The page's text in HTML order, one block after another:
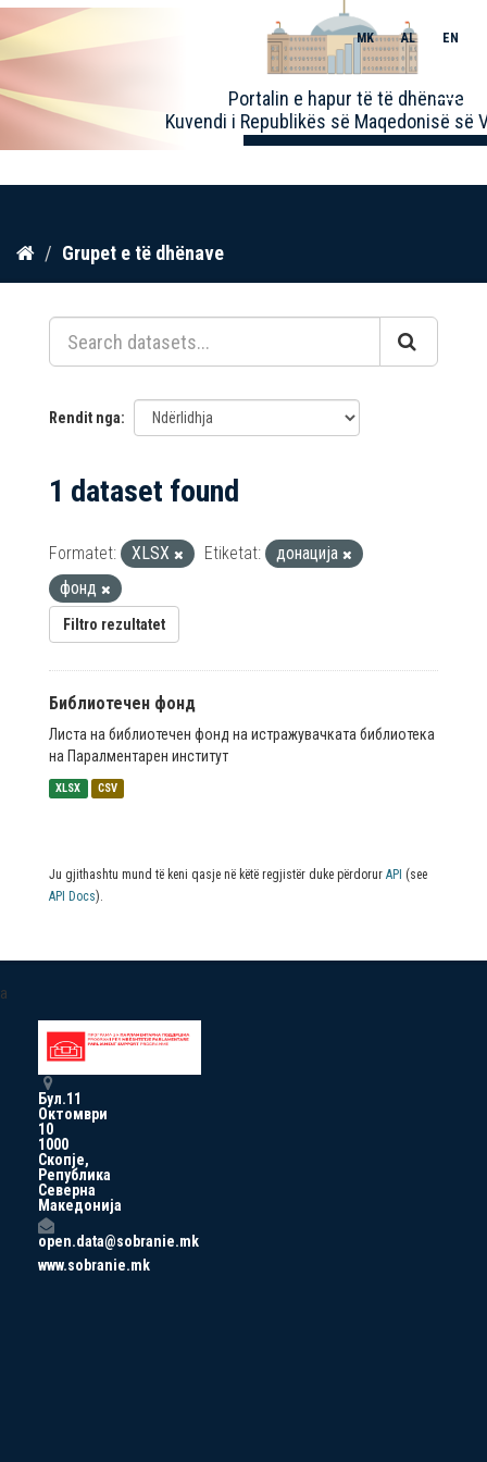
Kalo
përmbajtja
Portalin e hapur të të dhënave
Kuvendi i Republikës së Maqedonisë së
MK AL EN
Toggle
Grupet e të dhënave
Rendit nga
1 dataset found
Formatet: XLSX Etiketat:
донација
фонд
Filtro rezultatet
Библиотечен фонд
Листа на библиотечен фонд на истражувачката библиотека
на Паралментарен институт
XLSX CSV
Ju gjithashtu mund të keni qasje në këtë regjistër duke përdorur API (see
API Docs).
a
Бул.11
Октомври
10
1000
Скопје,
Република
Северна
Македонија
open.data@sobranie.mk
www.sobranie.mk